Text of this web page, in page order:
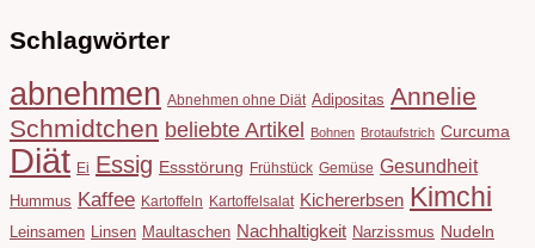
Schlagwörter
abnehmen Abnehmen ohne Diät Adipositas Annelie
Schmidtchen beliebte Artikel Bohnen Brotaufstrich Curcuma
Diät Ei Essig Essstörung Frühstück Gemüse Gesundheit
Hummus Kaffee Kartoffeln Kartoffelsalat Kichererbsen Kimchi
Leinsamen Linsen Maultaschen Nachhaltigkeit Narzissmus Nudeln